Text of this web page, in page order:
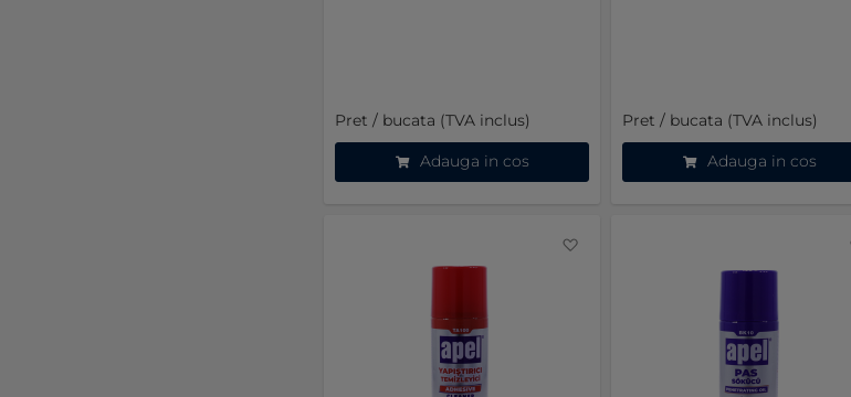
Pret / bucata (TVA inclus)
Adauga in cos
Pret / bucata (TVA inclus)
Adauga in cos